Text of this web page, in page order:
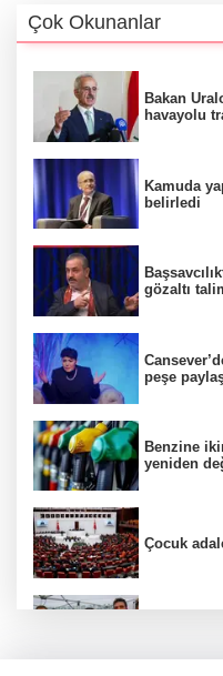
Çok Okunanlar
Bakan
havayolu
Kamuda
belirledi
gözaltı
peşe
Benzine
yeniden
Çocuk